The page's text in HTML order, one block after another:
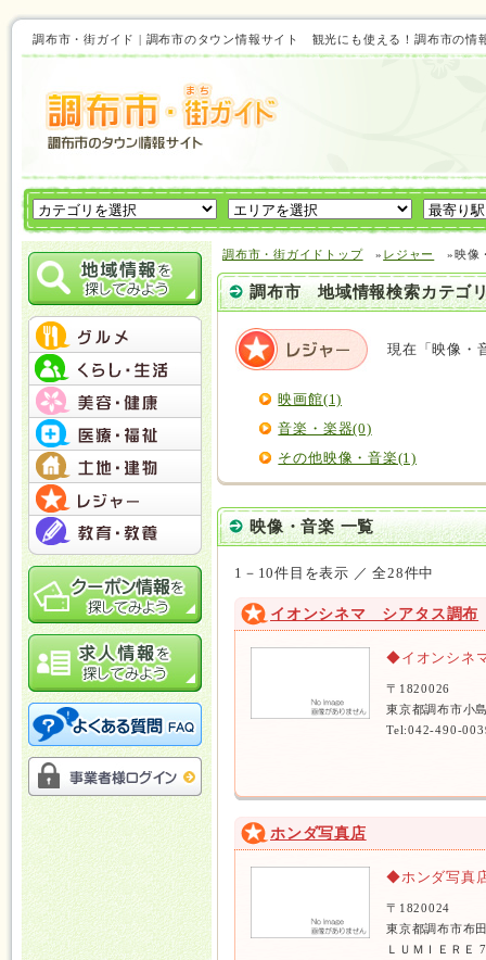
調布市・街ガイド | 調布市のタウン情報サイト 観光にも使える！調布市の
調布市・街ガイドトップ » レジャー »映像
調布市 地域情報検索カテゴ
現在「映像・
映画館(1)
音楽・楽器(0)
その他映像・音楽(1)
映像・音楽 一覧
1－10件目を表示 ／ 全28件中
イオンシネマ シアタス調布
◆イオンシネ
〒1820026
東京都調布市小
Tel:042-490-
ホンダ写真店
◆ホンダ写真
〒1820024
東京都調布市布
ＬＵＭＩＥＲＥ